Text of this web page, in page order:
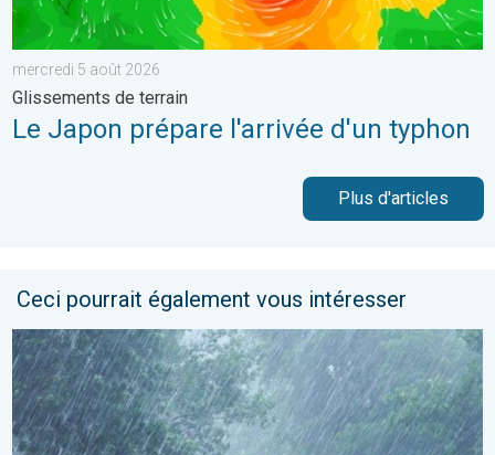
mercredi 5 août 2026
Glissements de terrain
Le Japon prépare l'arrivée d'un typhon
Plus d'articles
Ceci pourrait également vous intéresser
Plusieurs perturbations au programme. Bulletin météo à 5